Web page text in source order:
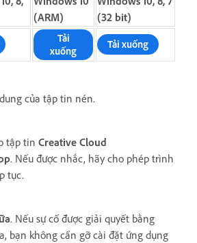
(ARM)
(32 bit)
Tải
xuống
Tải xuống
của tập tin nén.
tập tin Creative Cloud
. Nếu được nhắc, hãy cho phép trình
tục.
. Nếu sự cố được giải quyết bằng
bạn không cần gỡ cài đặt ứng dụng